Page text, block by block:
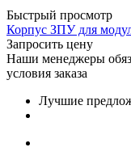
Быстрый просмотр
Корпус ЗПУ для
Запросить цену
Наши менеджеры
условия заказа
Лучшие